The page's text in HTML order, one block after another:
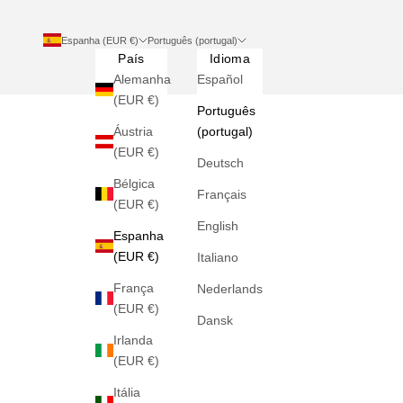
Espanha (EUR €)
País
Alemanha
(EUR €)
Áustria
(EUR €)
Bélgica
(EUR €)
Espanha
(EUR €)
França
(EUR €)
Irlanda
(EUR €)
Itália
Português (portugal)
Idioma
Español
Português
(portugal)
Deutsch
Français
English
Italiano
Nederlands
Dansk